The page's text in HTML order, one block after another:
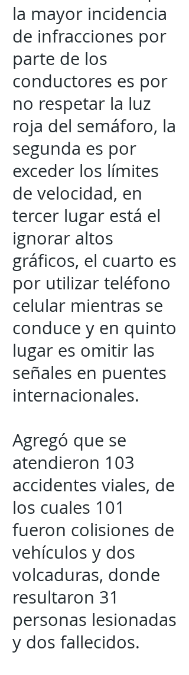
la mayor incidencia
de infracciones por
parte de los
conductores es por
no respetar la luz
roja del semáforo, la
segunda es por
exceder los límites
de velocidad, en
tercer lugar está el
ignorar altos
gráficos, el cuarto es
por utilizar teléfono
celular mientras se
conduce y en quinto
lugar es omitir las
señales en puentes
internacionales.
Agregó que se
atendieron 103
accidentes viales, de
los cuales 101
fueron colisiones de
vehículos y dos
volcaduras, donde
resultaron 31
personas lesionadas
y dos fallecidos.